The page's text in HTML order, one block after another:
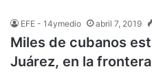
EFE - 14ymedio abril 7, 2019
Miles de cubanos
Juárez, en la